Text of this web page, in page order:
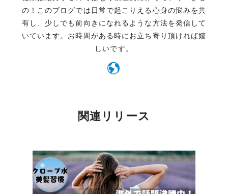
の！このブログでは日常で起こりえる心身の悩みを共
有し、少しでも前向きになれるような方法を発信して
いています。お時間がある時にお立ち寄り頂ければ嬉
しいです。
関連リリース